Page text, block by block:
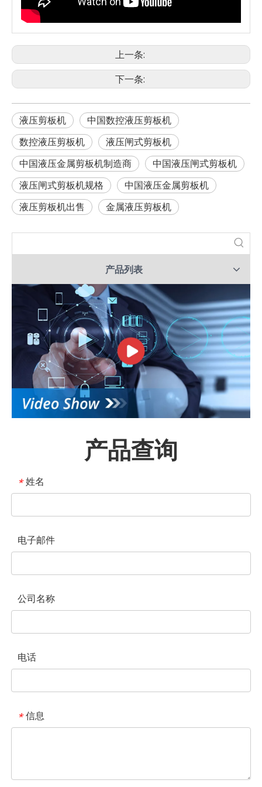
上一条:
下一条:
液压剪板机
中国数控液压剪板机
数控液压剪板机
液压闸式剪板机
中国液压金属剪板机制造商
中国液压闸式剪板机
液压闸式剪板机规格
中国液压金属剪板机
液压剪板机出售
金属液压剪板机
产品列表
产品查询
* 姓名
电子邮件
公司名称
电话
* 信息